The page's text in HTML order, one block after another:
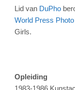
Lid van DuPho
World Press
Girls.
Opleiding
1983-1986